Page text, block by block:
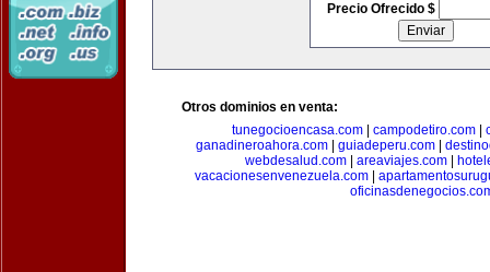
Precio Ofrecido $
Otros dominios en venta:
tunegocioencasa.com| campodetiro.com|
ganadineroahora.com
guiadeperu.com
webdesalud.com
areaviajes.com
vacacionesenvenezuela.com|